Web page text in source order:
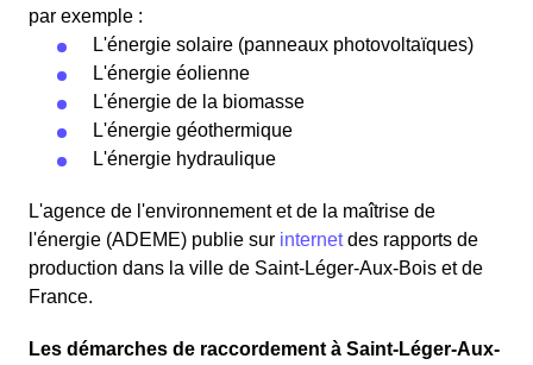
par exemple :
L'énergie solaire (panneaux photovoltaïques)
L'énergie éolienne
L'énergie de la biomasse
L'énergie géothermique
L'énergie hydraulique
L'agence de l'environnement et de la maîtrise de
l'énergie (ADEME) publie sur internetdes rapports de
production dans la ville de Saint-Léger-Aux-Bois et de
France.
Les démarches de raccordement à Saint-Léger-Aux-